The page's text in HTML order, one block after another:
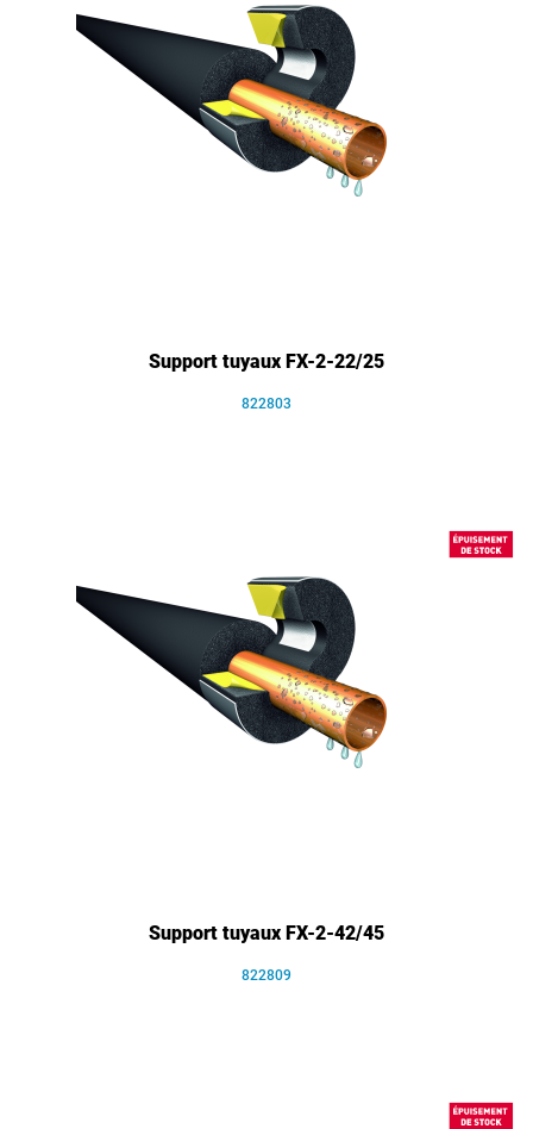
Support tuyaux FX-2-22/25
822803
Support tuyaux FX-2-42/45
822809